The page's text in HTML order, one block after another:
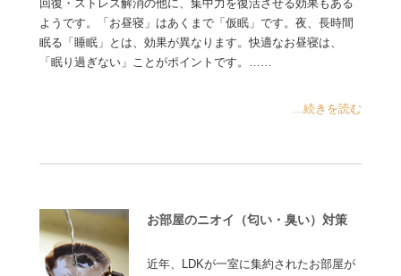
回復・ストレス解消の他に、集中力を復活させる効果もある
ようです。「お昼寝」はあくまで「仮眠」です。夜、長時間
眠る「睡眠」とは、効果が異なります。快適なお昼寝は、
「眠り過ぎない」ことがポイントです。……
...続きを読む
お部屋のニオイ（匂い・臭い）対策
近年、LDKが一室に集約されたお部屋が